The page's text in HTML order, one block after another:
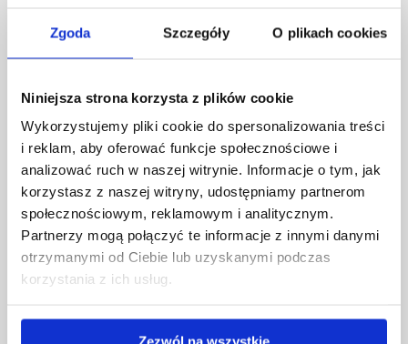
Zgoda Szczegóły O plikach cookies
Niniejsza strona korzysta z plików cookie
Wykorzystujemy pliki cookie do spersonalizowania treści
i reklam, aby oferować funkcje społecznościowe i
analizować ruch w naszej witrynie. Informacje o tym, jak
korzystasz z naszej witryny, udostępniamy partnerom
społecznościowym, reklamowym i analitycznym.
Partnerzy mogą połączyć te informacje z innymi danymi
otrzymanymi od Ciebie lub uzyskanymi podczas
korzystania z ich usług.
Zezwól na wszystkie
Al. Tadeusza Rejtana 16C
Pomiń
nawigację
przejdź
do
treści
Polityka prywatności
Biblioteka
Wydawnictwo
Covid info
Studia podyplomowe
Praca na UR
Zamówienia publiczne
Fundusze strukturalne
Projekty współfinansowane przez UE
Wynajem sal